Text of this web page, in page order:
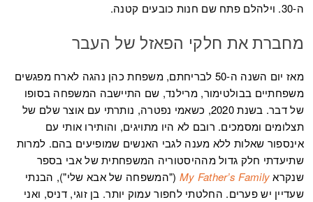
ה-30. וילהלם פתח שם חנות כובעים קטנה.
מחברת את חלקי הפאזל של העבר
מאז יום השנה ה-50 לבריחתם, משפחת כהן נהגה לארח מפגשים
משפחתיים בבולטימור, מרילנד, שם התיישבה המשפחה בסופו
של דבר. בשנת 2020, כשאמי נפטרה, נותרתי עם אוצר שלם של
תצלומים ומסמכים. רובם לא היו מתויגים, והותירו אותי עם
אינספור שאלות ללא מענה לגבי האנשים שמופיעים בהם. למרות
שתיעדתי חלק גדול מההיסטוריה המשפחתית של אבי בספר
שנקראMy Father’s Family ("המשפחה של אבא שלי"), הבנתי
שעדיין יש פערים. החלטתי לחפור עמוק יותר. בן זוגי, דניס, ואני